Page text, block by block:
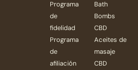
Programa
de
fidelidad
Programa
de
afiliación
Bath
Bombs
CBD
Aceites de
masaje
CBD